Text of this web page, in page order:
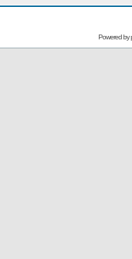
Powered by